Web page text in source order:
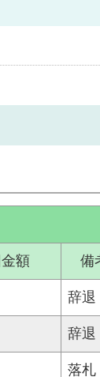
額 備
辞退
辞退
落札